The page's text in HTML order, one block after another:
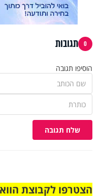
0 תגובות
הוסיפו תגובה
שלח תגובה